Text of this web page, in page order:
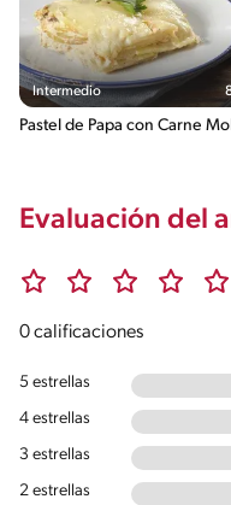
Intermedio
Pastel de Papa con Carne
Evaluación del
0 calificaciones
5 estrellas
4 estrellas
3 estrellas
2 estrellas